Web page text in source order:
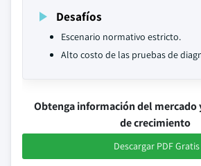
Desafíos
Escenario normativo estricto.
Alto costo de las pruebas de
Obtenga información del
de crecimiento
Descargar PDF Gratis